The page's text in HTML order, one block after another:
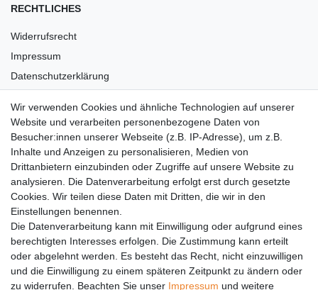
RECHTLICHES
Widerrufsrecht
Impressum
Datenschutzerklärung
Versandkosten
Barrierefreiheit
Anleitungen
Vertrag widerrufen
PARTNER
DHL
GLS
Wir verwenden Cookies und ähnliche Technologien auf unserer
Website und verarbeiten personenbezogene Daten von
Besucher:innen unserer Webseite (z.B. IP-Adresse), um z.B.
Inhalte und Anzeigen zu personalisieren, Medien von
Drittanbietern einzubinden oder Zugriffe auf unsere Website zu
analysieren. Die Datenverarbeitung erfolgt erst durch gesetzte
Cookies. Wir teilen diese Daten mit Dritten, die wir in den
Einstellungen benennen.
Die Datenverarbeitung kann mit Einwilligung oder aufgrund eines
berechtigten Interesses erfolgen. Die Zustimmung kann erteilt
oder abgelehnt werden. Es besteht das Recht, nicht einzuwilligen
und die Einwilligung zu einem späteren Zeitpunkt zu ändern oder
zu widerrufen. Beachten Sie unser Impressum und weitere